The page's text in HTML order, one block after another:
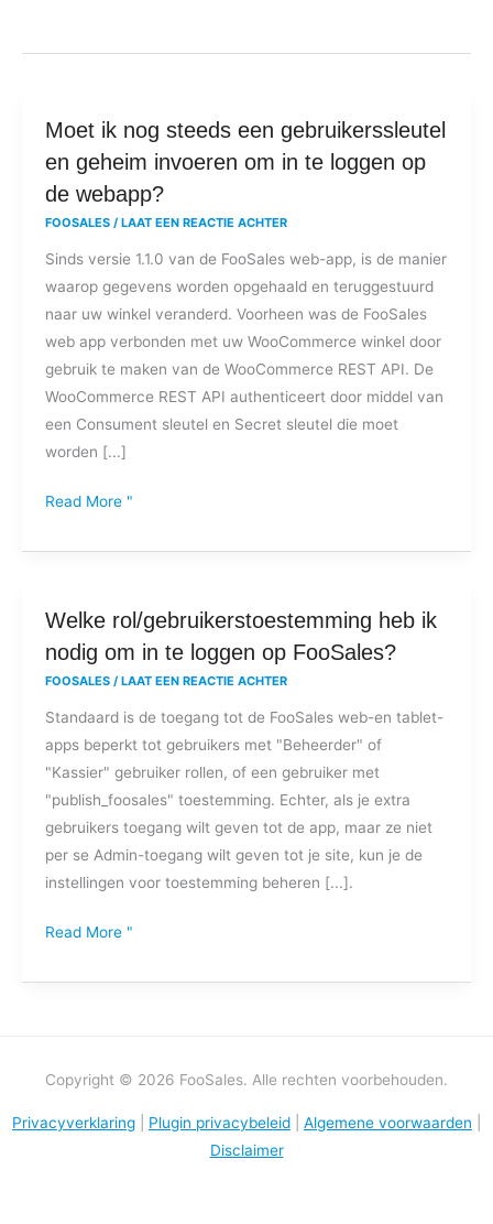
Moet ik nog steeds een gebruikerssleutel
en geheim invoeren om in te loggen op
de webapp?
FOOSALES / LAAT EEN REACTIE ACHTER
Sinds versie 1.1.0 van de FooSales web-app, is de manier
waarop gegevens worden opgehaald en teruggestuurd
naar uw winkel veranderd. Voorheen was de FooSales
web app verbonden met uw WooCommerce winkel door
gebruik te maken van de WooCommerce REST API. De
WooCommerce REST API authenticeert door middel van
een Consument sleutel en Secret sleutel die moet
worden [...]
Moet
ik
nog
gebruikerssleutel
en
geheim
invoeren
om
in
te
loggen
de
Read More "
Welke rol/gebruikerstoestemming heb ik
nodig om in te loggen op FooSales?
FOOSALES / LAAT EEN REACTIE ACHTER
Standaard is de toegang tot de FooSales web-en tablet-
apps beperkt tot gebruikers met "Beheerder" of
"Kassier" gebruiker rollen, of een gebruiker met
"publish_foosales" toestemming. Echter, als je extra
gebruikers toegang wilt geven tot de app, maar ze niet
per se Admin-toegang wilt geven tot je site, kun je de
instellingen voor toestemming beheren [...].
Welke
rol/gebruikerstoestemming
nodig
om
in
te
loggen
op
FooSales?
Read More "
Copyright © 2026 FooSales. Alle rechten voorbehouden.
Privacyverklaring Plugin privacybeleid Algemene voorwaarden
Disclaimer